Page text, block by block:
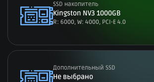
SSD накопитель
Kingston NV3 1000GB
R: 6000, W: 4000, PCI-E 4.0
Дополнительный SSD
Не выбрано